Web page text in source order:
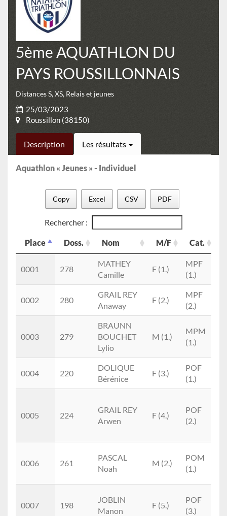
5ème AQUATHLON DU
PAYS ROUSSILLONNAIS
Distances S, XS, Relais et jeunes
25/03/2023
Roussillon (38150)
Description Les résultats
Aquathlon « Jeunes » - Individuel
Copy Excel CSV PDF
Rechercher :
Place Doss. Nom M/F Cat.
Nom Cat.
0001
278
MATHEY
Camille
F (1.)
MPF
(1.)
0002 280
GRAIL REY
Anaway
F (2.)
MPF
(2.)
0003 279
BRAUNN
BOUCHET
Lylio
M (1.)
MPM
(1.)
0004 220
DOLIQUE
Bérénice
F (3.)
POF
(1.)
0005 224
GRAIL REY
Arwen
F (4.)
POF
(2.)
0006 261
PASCAL
Noah
M (2.)
POM
(1.)
0007 198
JOBLIN
Manon
F (5.)
POF
(3.)